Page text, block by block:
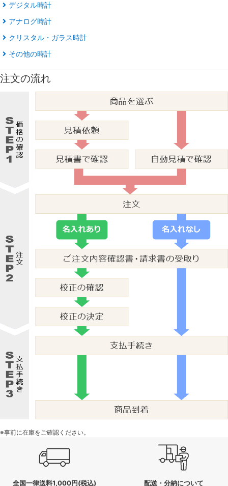
デジタル時計
アナログ時計
クリスタル・ガラス時計
その他の時計
注文の流れ
※事前に在庫をご確認ください。
全国一律送料1,000円(税込) 配送・分納について